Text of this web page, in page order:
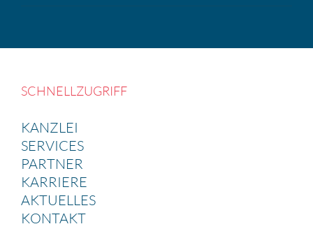
SCHNELL­ZU­GRIFF
KANZLEI
SERVICES
PARTNER
KARRIERE
AKTUELLES
KONTAKT